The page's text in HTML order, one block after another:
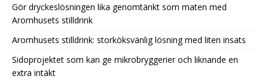
Gör dryckeslösningen lika genomtänkt som maten med
Aromhusets stilldrink
Aromhusets stilldrink: storköksvänlig lösning med liten insats
Sidoprojektet som kan ge mikrobryggerier och liknande en
extra intäkt